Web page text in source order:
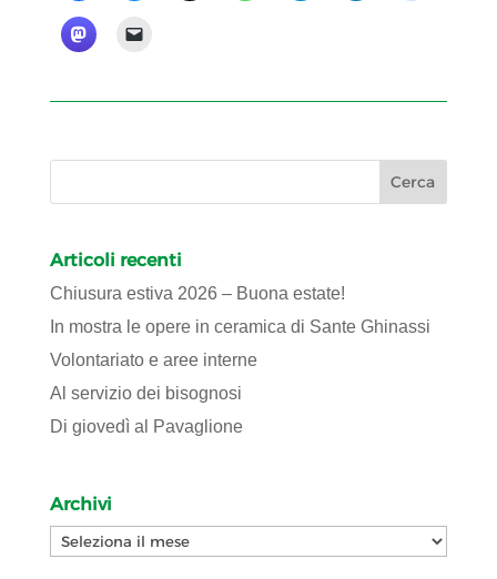
Articoli recenti
Chiusura estiva 2026 – Buona estate!
In mostra le opere in ceramica di Sante Ghinassi
Volontariato e aree interne
Al servizio dei bisognosi
Di giovedì al Pavaglione
Archivi
Archivi